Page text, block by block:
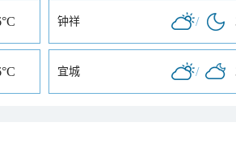
钟祥 /
宜城 /